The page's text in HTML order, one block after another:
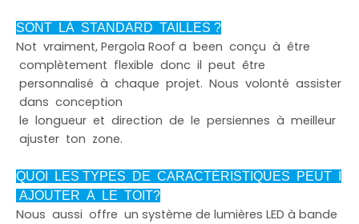
SONT LÀ STANDARD TAILLES ?
Not vraiment, Pergola Roof a been conçu à être
complètement flexible donc il peut être
personnalisé à chaque projet. Nous volonté assister
dans conception
le longueur et direction de le persiennes à meilleur
ajuster ton zone.
QUOI LES TYPES DE CARACTÉRISTIQUES PEUT I
AJOUTER À LE TOIT?
Nous aussi offre un système de lumières LED à bande